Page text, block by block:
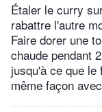
Étaler le curry
rabattre l'autre
Faire dorer une
chaude pendant
jusqu'à ce que
même façon